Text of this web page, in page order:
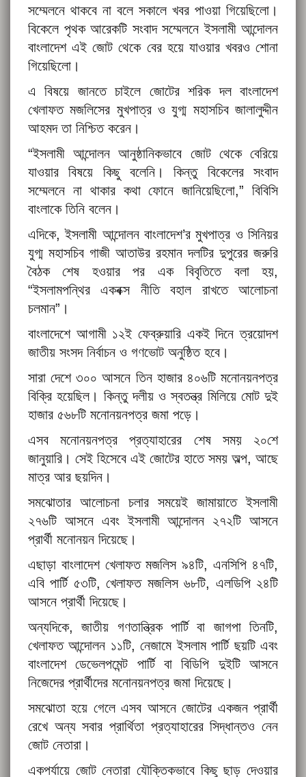
সম্মেলনে থাকবে না বলে সকালে খবর পাওয়া গিয়েছিলো।
বিকেলে পৃথক আরেকটি সংবাদ সম্মেলনে ইসলামী আন্দোলন
বাংলাদেশ এই জোট থেকে বের হয়ে যাওয়ার খবরও শোনা
গিয়েছিলো।
এ বিষয়ে জানতে চাইলে জোটের শরিক দল বাংলাদেশ
খেলাফত মজলিসের মুখপাত্র ও যুগ্ম মহাসচিব জালালুদ্দীন
আহমদ তা নিশ্চিত করেন।
“ইসলামী আন্দোলন আনুষ্ঠানিকভাবে জোট থেকে বেরিয়ে
যাওয়ার বিষয়ে কিছু বলেনি। কিন্তু বিকেলের সংবাদ
সম্মেলনে না থাকার কথা ফোনে জানিয়েছিলো,” বিবিসি
বাংলাকে তিনি বলেন।
এদিকে, ইসলামী আন্দোলন বাংলাদেশ’র মুখপাত্র ও সিনিয়র
যুগ্ম মহাসচিব গাজী আতাউর রহমান দলটির দুপুরের জরুরি
বৈঠক শেষ হওয়ার পর এক বিবৃতিতে বলা হয়,
“ইসলামপন্থির একবক্স নীতি বহাল রাখতে আলোচনা
চলমান”।
বাংলাদেশে আগামী ১২ই ফেব্রুয়ারি একই দিনে ত্রয়োদশ
জাতীয় সংসদ নির্বাচন ও গণভোট অনুষ্ঠিত হবে।
সারা দেশে ৩০০ আসনে তিন হাজার ৪০৬টি মনোনয়নপত্র
বিক্রি হয়েছিল। কিন্তু দলীয় ও স্বতন্ত্র মিলিয়ে মোট দুই
হাজার ৫৬৮টি মনোনয়নপত্র জমা পড়ে।
এসব মনোনয়নপত্র প্রত্যাহারের শেষ সময় ২০শে
জানুয়ারি। সেই হিসেবে এই জোটের হাতে সময় অল্প, আছে
মাত্র আর ছয়দিন।
সমঝোতার আলোচনা চলার সময়েই জামায়াতে ইসলামী
২৭৬টি আসনে এবং ইসলামী আন্দোলন ২৭২টি আসনে
প্রার্থী মনোনয়ন দিয়েছে।
এছাড়া বাংলাদেশ খেলাফত মজলিস ৯৪টি, এনসিপি ৪৭টি,
এবি পার্টি ৫৩টি, খেলাফত মজলিস ৬৮টি, এলডিপি ২৪টি
আসনে প্রার্থী দিয়েছে।
অন্যদিকে, জাতীয় গণতান্ত্রিক পার্টি বা জাগপা তিনটি,
খেলাফত আন্দোলন ১১টি, নেজামে ইসলাম পার্টি ছয়টি এবং
বাংলাদেশ ডেভেলপমেন্ট পার্টি বা বিডিপি দুইটি আসনে
নিজেদের প্রার্থীদের মনোনয়নপত্র জমা দিয়েছে।
সমঝোতা হয়ে গেলে এসব আসনে জোটের একজন প্রার্থী
রেখে অন্য সবার প্রার্থিতা প্রত্যাহারের সিদ্ধান্তও নেন
জোট নেতারা।
একপর্যায়ে জোট নেতারা যৌক্তিকভাবে কিছু ছাড় দেওয়ার